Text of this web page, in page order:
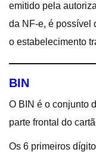
emitido pela
da NF-e, é possível
o estabelecimento
BIN
O BIN é o conjunto
parte frontal do
Os 6 primeiros